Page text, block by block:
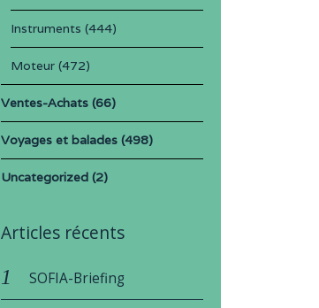
Instruments (444)
Moteur(472)
Ventes-Achats(66)
Voyages et balades(498)
Uncategorized(2)
Articles récents
SOFIA-Briefing